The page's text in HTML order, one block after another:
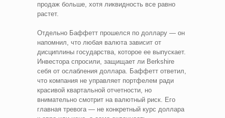
продаж больше, хотя ликвидность все равно
растет.
Отдельно Баффетт прошелся по доллару — он
напомнил, что любая валюта зависит от
дисциплины государства, которое ее выпускает.
Инвестора спросили, защищает ли Berkshire
себя от ослабления доллара. Баффетт ответил,
что компания не управляет портфелем ради
красивой квартальной отчетности, но
внимательно смотрит на валютный риск. Его
главная тревога — не конкретный курс доллара